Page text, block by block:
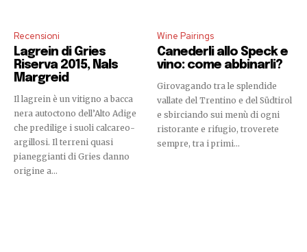
Recensioni
Lagrein di Gries
Riserva 2015, Nals
Margreid
Il lagrein è un vitigno a bacca
nera autoctono dell’Alto Adige
che predilige i suoli calcareo-
argillosi. Il terreni quasi
pianeggianti di Gries danno
origine a...
Wine Pairings
Canederli allo Speck e
vino: come abbinarli?
Girovagando tra le splendide
vallate del Trentino e del Südtirol
e sbirciando sui menù di ogni
ristorante e rifugio, troverete
sempre, tra i primi...